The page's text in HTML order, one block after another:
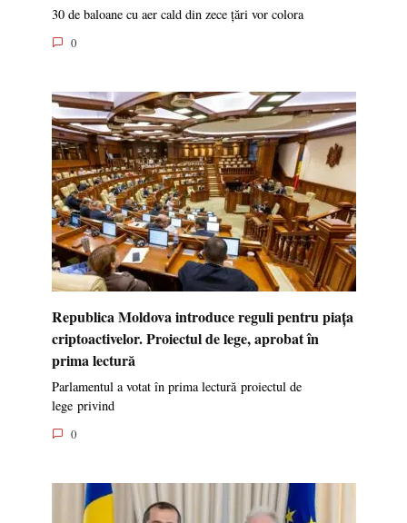
30 de baloane cu aer cald din zece țări vor colora
0
Republica Moldova introduce reguli pentru piața
criptoactivelor. Proiectul de lege, aprobat în
prima lectură
Parlamentul a votat în prima lectură proiectul de
lege privind
0